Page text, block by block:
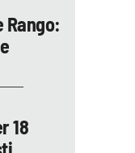
Rango:
18